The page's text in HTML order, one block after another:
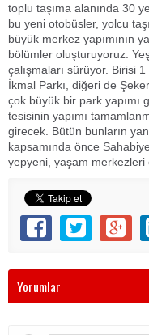
toplu taşıma alanında 30
bu yeni otobüsler, yolcu
büyük merkez yapımının
bölümler oluşturuyoruz.
çalışmaları sürüyor. Birisi
İkmal Parkı, diğeri de
çok büyük bir park yapımı
tesisinin yapımı
girecek. Bütün bunların
kapsamında önce
yepyeni, yaşam merkezleri
Yorumlar